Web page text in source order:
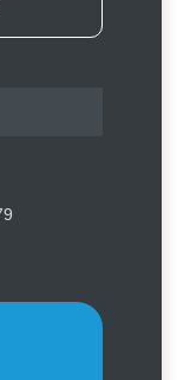
Youri
: peur
Jean Monard